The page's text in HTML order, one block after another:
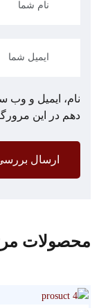
نام، ایمیل و وب
دهم در این
ارسال
محصولات